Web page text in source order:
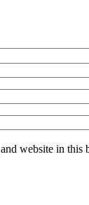
website in this